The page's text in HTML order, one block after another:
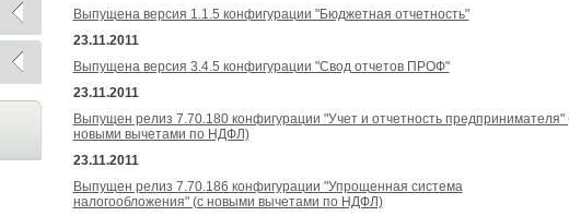
Выпущена версия 1.1.5 конфигурации "Бюджетная отчетность"
23.11.2011
Выпущена версия 3.4.5 конфигурации "Свод отчетов ПРОФ"
23.11.2011
Выпущен релиз 7.70.180 конфигурации "Учет и отчетность предпринимателя"
новыми вычетами по НДФЛ)
23.11.2011
Выпущен релиз 7.70.186 конфигурации "Упрощенная система
налогообложения" (с новыми вычетами по НДФЛ)